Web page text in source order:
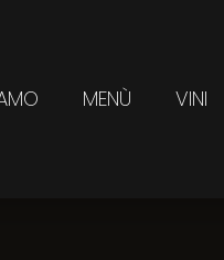
MENÙ VINI